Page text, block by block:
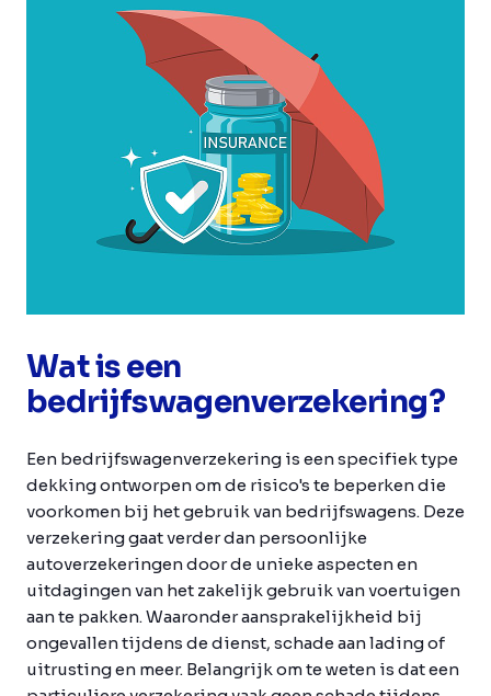
Wat is een
bedrijfswagenverzekering?
Een bedrijfswagenverzekering is een specifiek type
dekking ontworpen om de risico's te beperken die
voorkomen bij het gebruik van bedrijfswagens. Deze
verzekering gaat verder dan persoonlijke
autoverzekeringen door de unieke aspecten en
uitdagingen van het zakelijk gebruik van voertuigen
aan te pakken. Waaronder aansprakelijkheid bij
ongevallen tijdens de dienst, schade aan lading of
uitrusting en meer. Belangrijk om te weten is dat een